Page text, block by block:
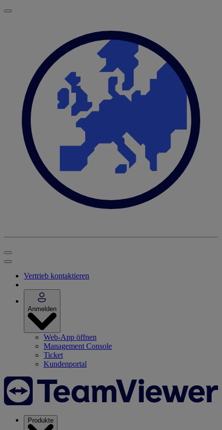
Vertrieb kontaktieren
Anmelden
Web-App öffnen
Management Console
Ticket
Kundenportal
Produkte